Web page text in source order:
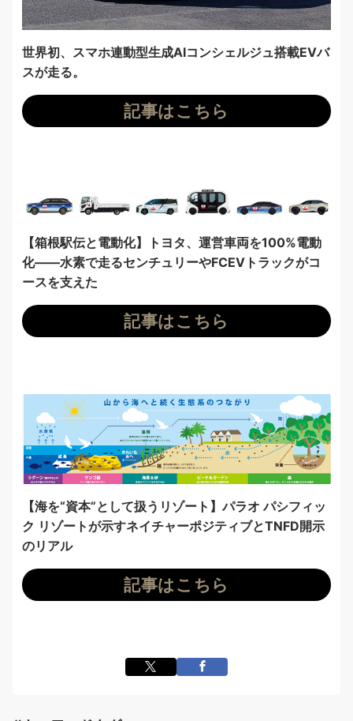
世界初、スマホ連動型生成AIコンシェルジュ搭載EVバ
スが走る。
記事はこちら
【箱根駅伝と電動化】トヨタ、運営車両を100%電動
化——水素で走るセンチュリーやFCEVトラックがコ
ースを支えた
記事はこちら
【海を“資本”として扱うリゾート】パラオ パシフィッ
ク リゾートが示すネイチャーポジティブとTNFD開示
のリアル
記事はこちら